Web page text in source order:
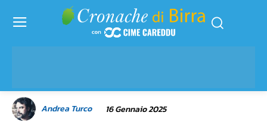
Andrea Turco 16 Gennaio 2025